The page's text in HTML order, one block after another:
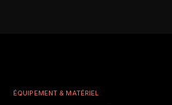
ÉQUIPEMENT & MATÉRIEL